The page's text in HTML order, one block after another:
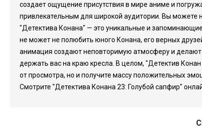
создает ощущение присутствия в мире аниме и
привлекательным для широкой аудитории. Вы можете
"Детектива Конана" — это уникальные и
не может не полюбить юного Конана, его верных
анимация создают неповторимую атмосферу и
держать вас на краю кресла. В целом, "Детектив
от просмотра, но и получите массу положительных
Смотрите "Детектива Конана 23: Голубой сапфир"